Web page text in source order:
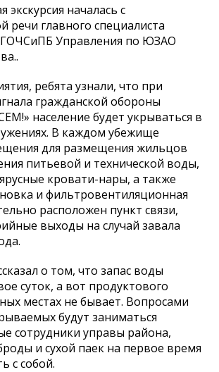
экскурсия началась с
речи главного специалиста
Управления по ЮЗАО
ребята узнали, что при
гражданской обороны
население будет укрываться в
В каждом убежище
для размещения жильцов
питьевой и технической воды,
кровати-нары, а также
и фильтровентиляционная
расположен пункт связи,
выходы на случай завала
о том, что запас воды
суток, а вот продуктового
местах не бывает. Вопросами
будут заниматься
сотрудники управы района,
и сухой паек на первое время
с собой.